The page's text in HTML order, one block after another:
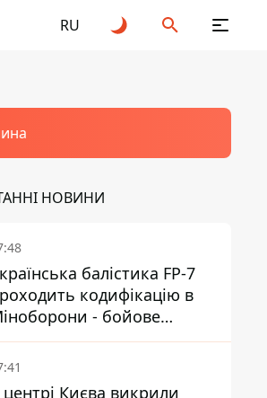
RU
НОВИНИ
балістика FP-7
кодифікацію в
- бойове
наближається
Києва викрили